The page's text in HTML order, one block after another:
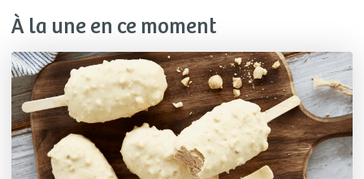
À la une en ce moment